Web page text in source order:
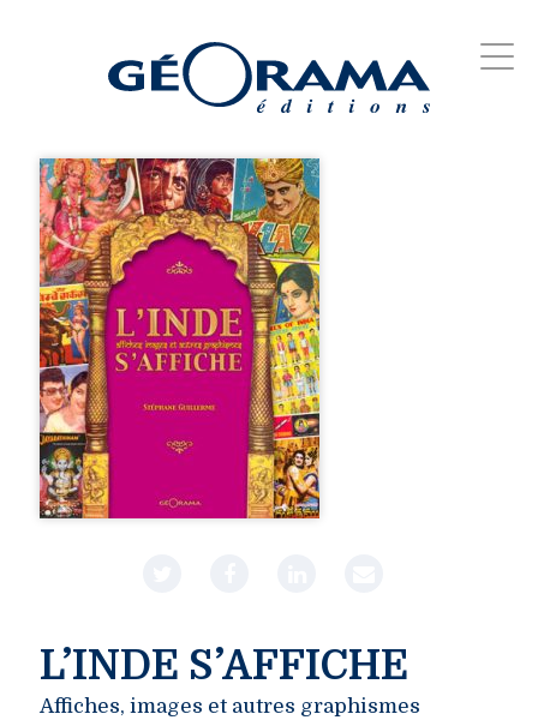
L’INDE S’AFFICHE
Affiches, images et autres graphismes